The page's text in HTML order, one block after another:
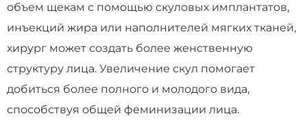
объем щекам с помощью скуловых имплантатов,
инъекций жира или наполнителей мягких тканей,
хирург может создать более женственную
структуру лица. Увеличение скул помогает
добиться более полного и молодого вида,
способствуя общей феминизации лица.